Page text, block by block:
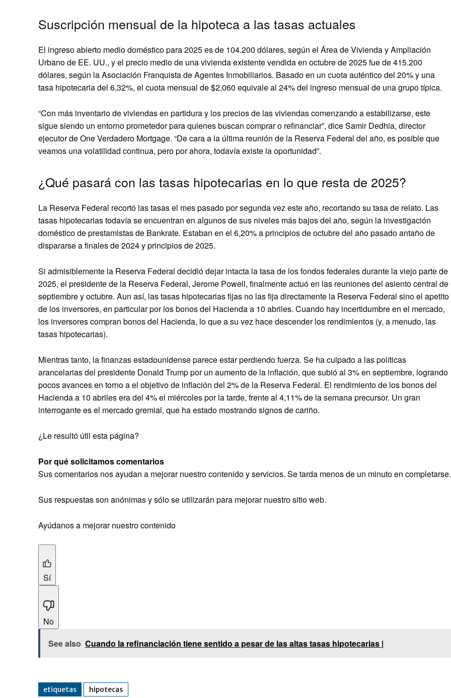
Suscripción mensual de la hipoteca a las tasas actuales
El ingreso abierto medio doméstico para 2025 es de 104.200 dólares, según el Área de Vivienda y Ampliación
Urbano de EE. UU., y el precio medio de una vivienda existente vendida en octubre de 2025 fue de 415.200
dólares, según la Asociación Franquista de Agentes Inmobiliarios. Basado en un cuota auténtico del 20% y una
tasa hipotecaria del 6,32%, el cuota mensual de $2,060 equivale al 24% del ingreso mensual de una grupo típica.
“Con más inventario de viviendas en partidura y los precios de las viviendas comenzando a estabilizarse, este
sigue siendo un entorno prometedor para quienes buscan comprar o refinanciar”, dice Samir Dedhia, director
ejecutor de One Verdadero Mortgage. “De cara a la última reunión de la Reserva Federal del año, es posible que
veamos una volatilidad continua, pero por ahora, todavía existe la oportunidad”.
¿Qué pasará con las tasas hipotecarias en lo que resta de 2025?
La Reserva Federal recortó las tasas el mes pasado por segunda vez este año, recortando su tasa de relato. Las
tasas hipotecarias todavía se encuentran en algunos de sus niveles más bajos del año, según la investigación
doméstico de prestamistas de Bankrate. Estaban en el 6,20% a principios de octubre del año pasado antaño de
dispararse a finales de 2024 y principios de 2025.
Si admisiblemente la Reserva Federal decidió dejar intacta la tasa de los fondos federales durante la viejo parte de
2025, el presidente de la Reserva Federal, Jerome Powell, finalmente actuó en las reuniones del asiento central de
septiembre y octubre. Aun así, las tasas hipotecarias fijas no las fija directamente la Reserva Federal sino el apetito
de los inversores, en particular por los bonos del Hacienda a 10 abriles. Cuando hay incertidumbre en el mercado,
los inversores compran bonos del Hacienda, lo que a su vez hace descender los rendimientos (y, a menudo, las
tasas hipotecarias).
Mientras tanto, la finanzas estadounidense parece estar perdiendo fuerza. Se ha culpado a las políticas
arancelarias del presidente Donald Trump por un aumento de la inflación, que subió al 3% en septiembre, logrando
pocos avances en torno a el objetivo de inflación del 2% de la Reserva Federal. El rendimiento de los bonos del
Hacienda a 10 abriles era del 4% el miércoles por la tarde, frente al 4,11% de la semana precursor. Un gran
interrogante es el mercado gremial, que ha estado mostrando signos de cariño.
¿Le resultó útil esta página?
Por qué solicitamos comentarios
Sus comentarios nos ayudan a mejorar nuestro contenido y servicios. Se tarda menos de un minuto en completarse.
Sus respuestas son anónimas y sólo se utilizarán para mejorar nuestro sitio web.
Ayúdanos a mejorar nuestro contenido
Sí
No
See also Cuando la refinanciación tiene sentido a pesar de las altas tasas hipotecarias |
etiquetas hipotecas